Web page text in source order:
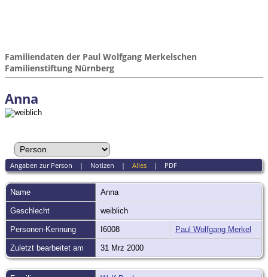
Familiendaten der Paul Wolfgang Merkelschen
Familienstiftung Nürnberg
Anna
Angaben zur Person | Notizen | Alles| PDF
Name Anna
Geschlecht weiblich
Personen-Kennung I6008 Paul Wolfgang Merkel
Zuletzt bearbeitet am 31 Mrz 2000